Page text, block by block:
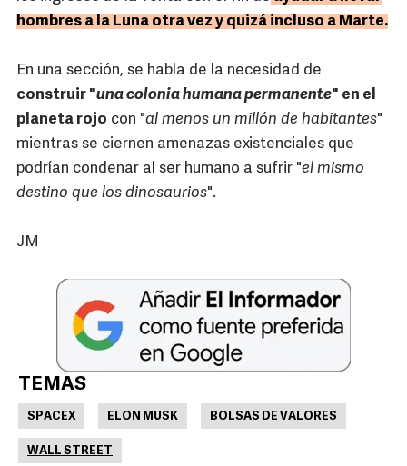
hombres a la Luna otra vez y quizá incluso a Marte.
En una sección, se habla de la necesidad de
construir "una colonia humana permanente" en el
planeta rojo con "al menos un millón de habitantes"
mientras se ciernen amenazas existenciales que
podrían condenar al ser humano a sufrir "el mismo
destino que los dinosaurios".
JM
TEMAS
SPACEX ELON MUSK BOLSAS DE VALORES
WALL STREET